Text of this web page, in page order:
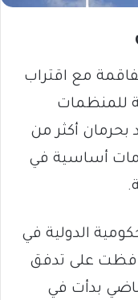
مع اقتراب
للمنظمات
بحرمان أكثر من
أساسية في
الدولية في
حافظت على تدفق
بدأت في